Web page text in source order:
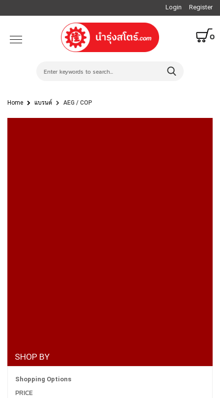
Login Register
0
Home แบรนด์ AEG / COP
SHOP BY
Shopping Options
PRICE